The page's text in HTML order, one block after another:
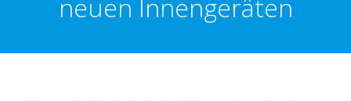
neuen Innengeräten